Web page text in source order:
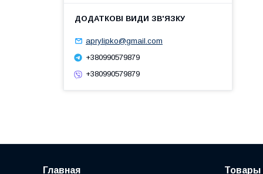
aprylipko@gmail.com
+380990579879
+380990579879
Главная Товары